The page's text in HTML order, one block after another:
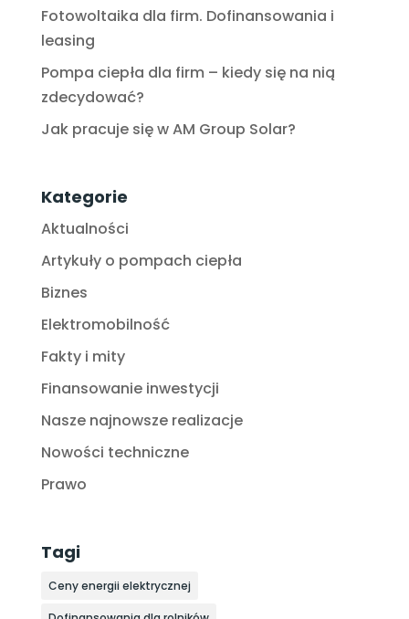
Fotowoltaika dla firm. Dofinansowania i
leasing
Pompa ciepła dla firm – kiedy się na nią
zdecydować?
Jak pracuje się w AM Group Solar?
Kategorie
Aktualności
Artykuły o pompach ciepła
Biznes
Elektromobilność
Fakty i mity
Finansowanie inwestycji
Nasze najnowsze realizacje
Nowości techniczne
Prawo
Tagi
Ceny energii elektrycznej